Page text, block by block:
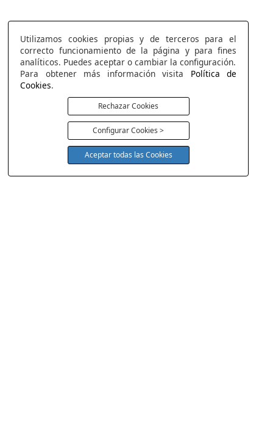
Utilizamos cookies propias y de terceros para el
correcto funcionamiento de la página y para fines
analíticos. Puedes aceptar o cambiar la configuración.
Para obtener más información visita Política de
Cookies.
Rechazar Cookies
Configurar Cookies >
Aceptar todas las Cookies